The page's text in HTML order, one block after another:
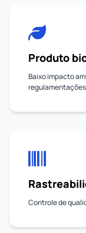
Produto
Baixo impacto
Controle de